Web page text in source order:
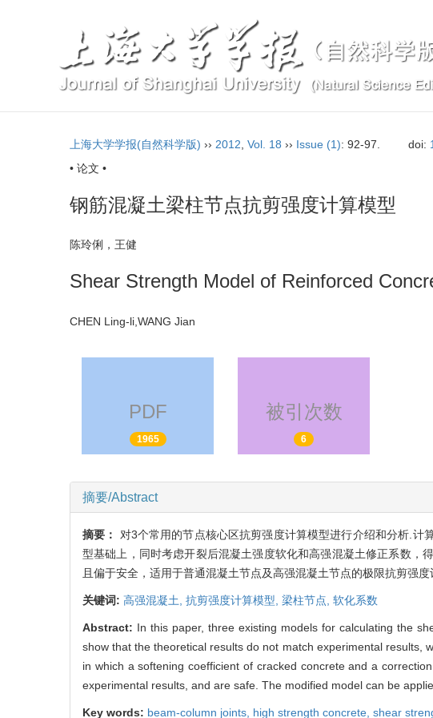
上海大学学报(自然科学版) ›› 2012 Vol. 18 ›› Issue (1): 92-97. doi:
• 论文 •
钢筋混凝土梁柱节点抗剪强度计算模型
陈玲俐，王健
Shear Strength Model of Reinforced
CHEN Ling-li,WANG Jian
PDF 被引次数
摘要/Abstract
摘要：对3个常用的节点核心区抗剪强度计算模型进行介绍和分析.计
型基础上，同时考虑开裂后混凝土强度软化和高强混凝土修正系数，
关键词:高强混凝土,抗剪强度计算模型, 梁柱节点,软化系数
Abstract: In this paper, three existing models for calculating the
show that the theoretical results do not match experimental results,
in which a softening coefficient of cracked concrete and a